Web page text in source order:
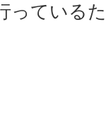
っている